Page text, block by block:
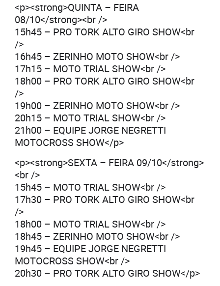
<p><strong>QUINTA – FEIRA
08/10</strong><br />
15h45 – PRO TORK ALTO GIRO SHOW<br
/>
16h45 – ZERINHO MOTO SHOW<br />
17h15 – MOTO TRIAL SHOW<br />
18h00 – PRO TORK ALTO GIRO SHOW<br
/>
19h00 – ZERINHO MOTO SHOW<br />
20h15 – MOTO TRIAL SHOW<br />
21h00 – EQUIPE JORGE NEGRETTI
MOTOCROSS SHOW</p>
<p><strong>SEXTA – FEIRA 09/10</strong>
<br />
15h45 – MOTO TRIAL SHOW<br />
17h30 – PRO TORK ALTO GIRO SHOW<br
/>
18h00 – MOTO TRIAL SHOW<br />
18h45 – ZERINHO MOTO SHOW<br />
19h45 – EQUIPE JORGE NEGRETTI
MOTOCROSS SHOW<br />
20h30 – PRO TORK ALTO GIRO SHOW</p>